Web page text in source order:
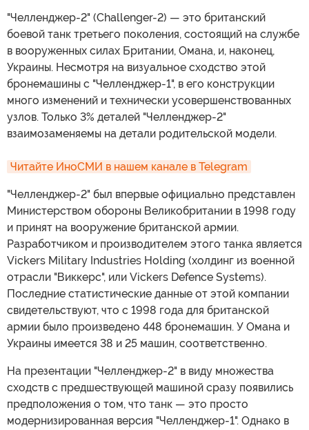
"Челленджер-2" (Challenger-2) — это британский
боевой танк третьего поколения, состоящий на службе
в вооруженных силах Британии, Омана, и, наконец,
Украины. Несмотря на визуальное сходство этой
бронемашины с "Челленджер-1", в его конструкции
много изменений и технически усовершенствованных
узлов. Только 3% деталей "Челленджер-2"
взаимозаменяемы на детали родительской модели.
Читайте ИноСМИ в нашем канале в Telegram
"Челленджер-2" был впервые официально представлен
Министерством обороны Великобритании в 1998 году
и принят на вооружение британской армии.
Разработчиком и производителем этого танка является
Vickers Military Industries Holding (холдинг из военной
отрасли "Виккерс", или Vickers Defence Systems).
Последние статистические данные от этой компании
свидетельствуют, что с 1998 года для британской
армии было произведено 448 бронемашин. У Омана и
Украины имеется 38 и 25 машин, соответственно.
На презентации "Челленджер-2" в виду множества
сходств с предшествующей машиной сразу появились
предположения о том, что танк — это просто
модернизированная версия "Челленджер-1". Однако в